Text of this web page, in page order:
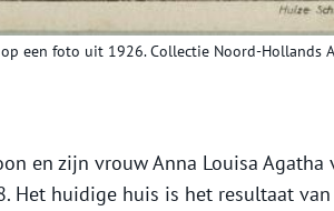
een foto uit 1926. Collectie Noord-Hollands
en zijn vrouw Anna Louisa Agatha
Het huidige huis is het resultaat